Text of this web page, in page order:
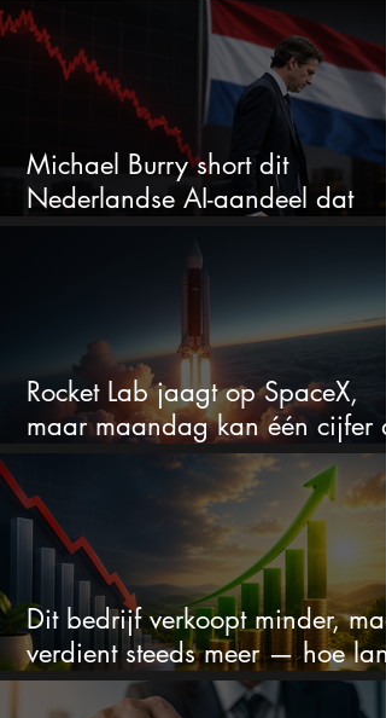
Michael Burry short dit
Nederlandse AI-aandeel dat
Rocket Lab jaagt op SpaceX,
maar maandag kan één cijfer
droom doorprikken?
Dit bedrijf verkoopt minder,
verdient steeds meer — hoe
kan dit sprookje doorgaan?